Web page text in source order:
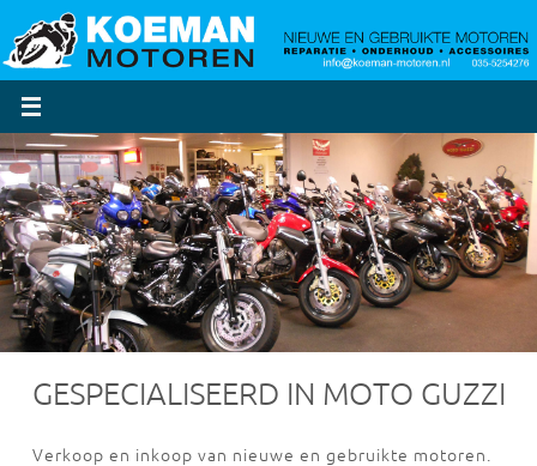
naar
de
inhoud
GESPECIALISEERD IN MOTO GUZZI
Verkoop en inkoop van nieuwe en gebruikte motoren.